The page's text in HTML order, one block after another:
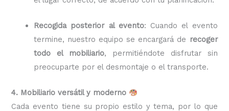
Recogida posterior al evento: Cuando el evento
termine, nuestro equipo se encargará de recoger
todo el mobiliario, permitiéndote disfrutar sin
preocuparte por el desmontaje o el transporte.
4. Mobiliario versátil y moderno
Cada evento tiene su propio estilo y tema, por lo que